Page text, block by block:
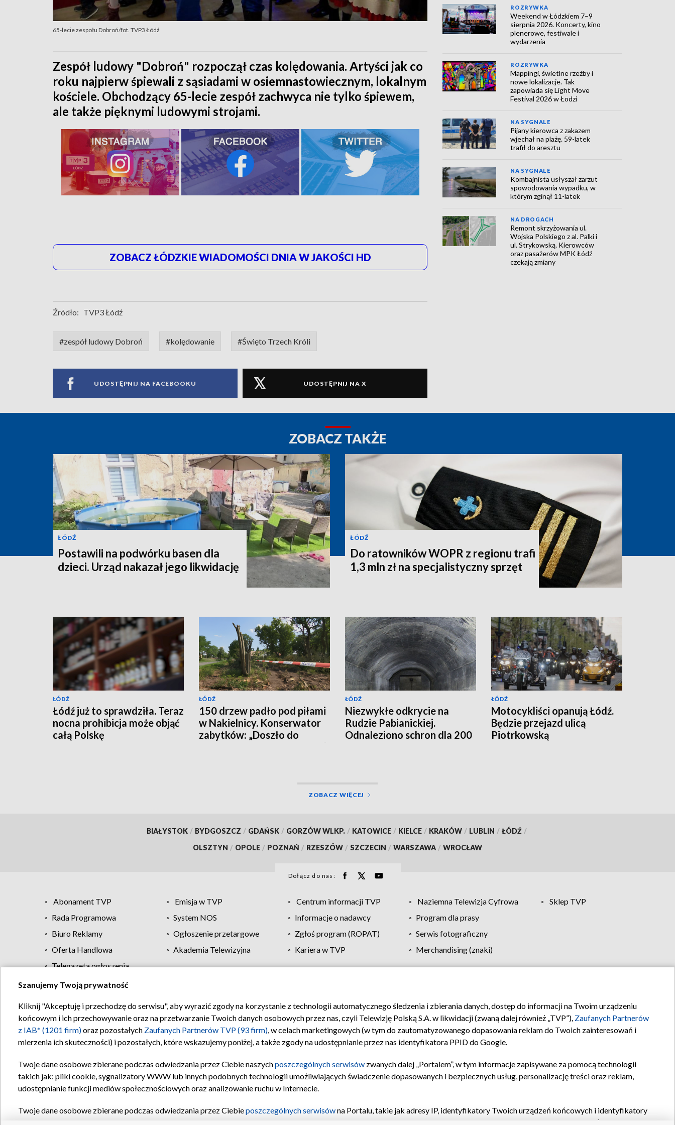
65-lecie zespołu Dobroń/fot. TVP3 Łódź
Zespół ludowy "Dobroń" rozpoczął czas kolędowania. Artyści jak co
roku najpierw śpiewali z sąsiadami w osiemnastowiecznym, lokalnym
kościele. Obchodzący 65-lecie zespół zachwyca nie tylko śpiewem,
ale także pięknymi ludowymi strojami.
ZOBACZ ŁÓDZKIE WIADOMOŚCI DNIA W JAKOŚCI HD
Źródło: TVP3 Łódź
#zespół ludowy Dobroń #kolędowanie #Święto Trzech Króli
UDOSTĘPNIJ NA FACEBOOKU UDOSTĘPNIJ NA X
ROZRYWKA
Weekend w Łódzkiem 7–9
sierpnia 2026. Koncerty, kino
plenerowe, festiwale i
wydarzenia
ROZRYWKA
Mappingi, świetlne rzeźby i
nowe lokalizacje. Tak
zapowiada się Light Move
Festival 2026 w Łodzi
NA SYGNALE
Pijany kierowca z zakazem
wjechał na plażę. 59-latek
trafił do aresztu
NA SYGNALE
Kombajnista usłyszał zarzut
spowodowania wypadku, w
którym zginął 11-latek
NA DROGACH
Remont skrzyżowania ul.
Wojska Polskiego z al. Palki i
ul. Strykowską. Kierowców
oraz pasażerów MPK Łódź
czekają zmiany
ZOBACZ TAKŻE
ŁÓDŹ
Postawili na podwórku basen dla
dzieci. Urząd nakazał jego likwidację
ŁÓDŹ
Do ratowników WOPR z regionu trafi
1,3 mln zł na specjalistyczny sprzęt
ŁÓDŹ
Łódź już to sprawdziła. Teraz
nocna prohibicja może objąć
całą Polskę
ŁÓDŹ
150 drzew padło pod piłami
w Nakielnicy. Konserwator
zabytków: „Doszło do
ŁÓDŹ
Niezwykłe odkrycie na
Rudzie Pabianickiej.
Odnaleziono schron dla 200
ŁÓDŹ
Motocykliści opanują Łódź.
Będzie przejazd ulicą
Piotrkowską
ZOBACZ WIĘCEJ
BIAŁYSTOK / BYDGOSZCZ / GDAŃSK / GORZÓW WLKP. / KATOWICE / KIELCE / KRAKÓW / LUBLIN / ŁÓDŹ /
OLSZTYN / OPOLE / POZNAŃ / RZESZÓW / SZCZECIN / WARSZAWA / WROCŁAW
Dołącz do nas:
Abonament TVP Emisja w TVP Centrum informacji TVP Naziemna Telewizja Cyfrowa
Sklep TVP
Rada Programowa
System NOS Informacje o nadawcy
Program dla prasy
Biuro Reklamy
Ogłoszenie przetargowe Zgłoś program (ROPAT)
Serwis fotograficzny
Oferta Handlowa
Akademia Telewizyjna Kariera w TVP
Merchandising (znaki)
Telegazeta ogłoszenia
Regulamin TVP Polityka prywatności Moje zgody Pomoc Biuro reklamy Kontakt
Szanujemy Twoją prywatność
Kliknij "Akceptuję i przechodzę do serwisu", aby wyrazić zgody na korzystanie z technologii automatycznego śledzenia i zbierania danych, dostęp do informacji na Twoim urządzeniu
końcowym i ich przechowywanie oraz na przetwarzanie Twoich danych osobowych przez nas, czyli Telewizję Polską S.A. w likwidacji (zwaną dalej również „TVP”), Zaufanych Partnerów
z IAB* (1201 firm)oraz pozostałych Zaufanych Partnerów TVP (93 firm), w celach marketingowych (w tym do zautomatyzowanego dopasowania reklam do Twoich zainteresowań i
mierzenia ich skuteczności) i pozostałych, które wskazujemy poniżej, a także zgody na udostępnianie przez nas identyfikatora PPID do Google.
Twoje dane osobowe zbierane podczas odwiedzania przez Ciebie naszychposzczególnych serwisów zwanych dalej „Portalem”, w tym informacje zapisywane za pomocą technologii
takich jak: pliki cookie, sygnalizatory WWW lub innych podobnych technologii umożliwiających świadczenie dopasowanych i bezpiecznych usług, personalizację treści oraz reklam,
udostępnianie funkcji mediów społecznościowych oraz analizowanie ruchu w Internecie.
Twoje dane osobowe zbierane podczas odwiedzania przez Ciebieposzczególnych serwisówna Portalu, takie jak adresy IP, identyfikatory Twoich urządzeń końcowych i identyfikatory
oraz pozostałych